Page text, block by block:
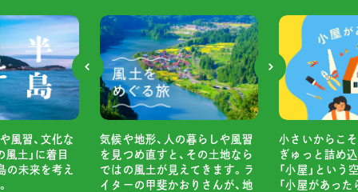
風習、文化な
風土」に着目
の未来を考え
気候や地形、人の暮らしや風習
を見つめ直すと、その土地なら
ではの風土が見えてきます。ラ
イターの甲斐かおりさんが、地
小さいからこ
ぎゅっと詰め
「小屋」という
「小屋があった